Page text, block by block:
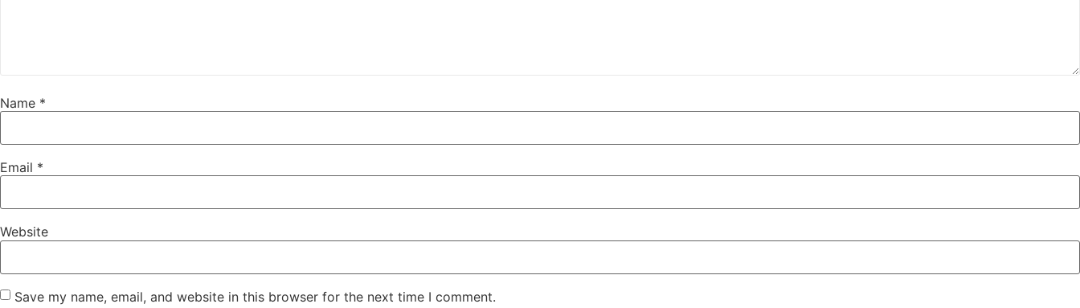
Name *
Email *
Website
Save my name, email, and website in this browser for the next time I comment.